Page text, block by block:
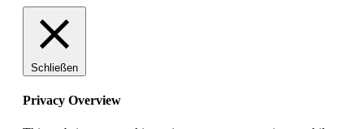
Schließen
Privacy Overview